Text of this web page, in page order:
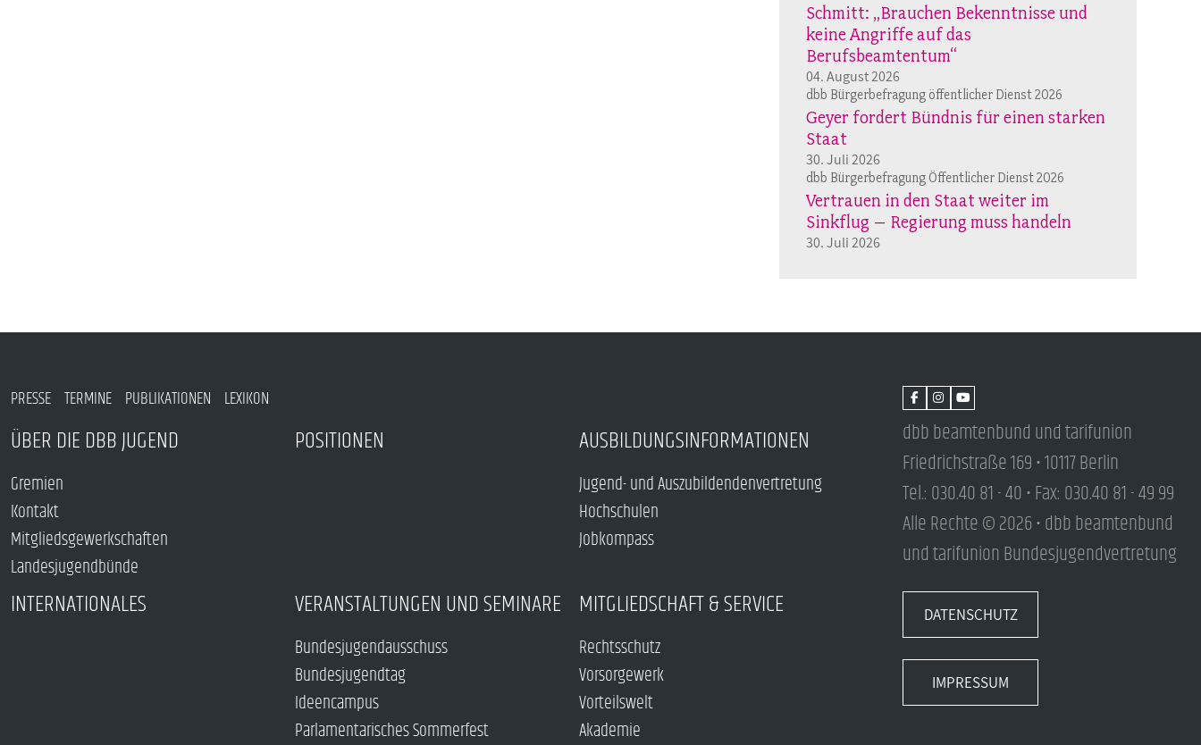
Schmitt: „Brauchen Bekenntnisse und
keine Angriffe auf das
Berufsbeamtentum“
04. August 2026
dbb Bürgerbefragung öffentlicher Dienst 2026
Geyer fordert Bündnis für einen starken
Staat
30. Juli 2026
dbb Bürgerbefragung Öffentlicher Dienst 2026
Vertrauen in den Staat weiter im
Sinkflug – Regierung muss handeln
30. Juli 2026
PRESSE TERMINE PUBLIKATIONEN LEXIKON
ÜBER DIE DBB JUGEND
Gremien
Kontakt
Mitgliedsgewerkschaften
Landesjugendbünde
POSITIONEN AUSBILDUNGSINFORMATIONEN
Jugend- und Auszubildendenvertretung
Hochschulen
Jobkompass
INTERNATIONALES VERANSTALTUNGEN UND SEMINARE
Bundesjugendausschuss
Bundesjugendtag
Ideencampus
Parlamentarisches Sommerfest
MITGLIEDSCHAFT & SERVICE
Rechtsschutz
Vorsorgewerk
Vorteilswelt
Akademie
dbb beamtenbund und tarifunion
Friedrichstraße 169 • 10117 Berlin
Tel.: 030.40 81 - 40 • Fax: 030.40 81 - 49 99
Alle Rechte © 2026 • dbb beamtenbund
und tarifunion Bundesjugendvertretung
DATENSCHUTZ
IMPRESSUM